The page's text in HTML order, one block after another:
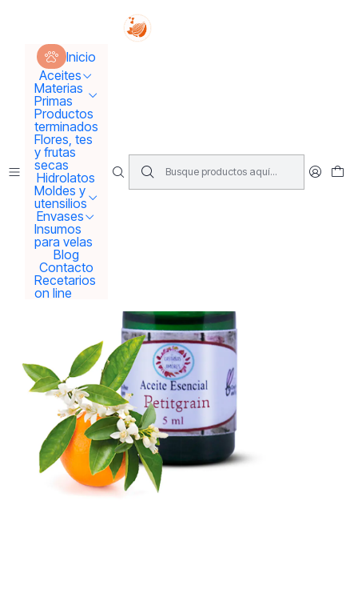
Inicio
Aceites
Materias
Primas
Productos
terminados
Flores, tes
y frutas
secas
Hidrolatos
Moldes y
utensilios
Envases
Insumos
para velas
Blog
Contacto
Recetarios
on line
Tus sueños se concretan aquí !!!
Inicio